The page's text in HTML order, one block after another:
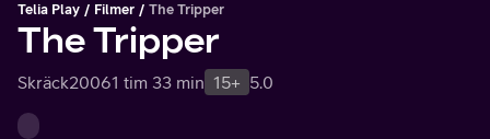
Telia Play Filmer The Tripper
The Tripper
Skräck20061 tim 33 min 15+ 5.0